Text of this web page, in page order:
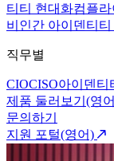
티티 현대화컴플
비인간 아이덴티
직무별
CIOCISO아이덴티
제품 둘러보기(영
문의하기
지원 포털(영어)